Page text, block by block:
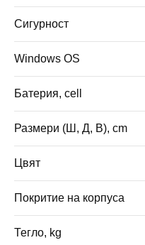
Сигурност
Windows OS
Батерия, cell
Размери (Ш, Д, В), cm
Цвят
Покритие на корпуса
Тегло, kg